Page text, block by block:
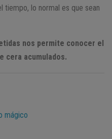
tiempo, lo normal es que sean
nos permite conocer el
cera acumulados.
mágico